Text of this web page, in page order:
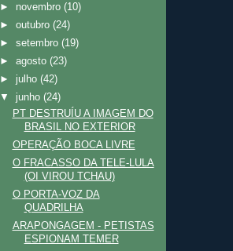
► novembro(10)
►outubro(24)
►setembro(19)
►agosto(23)
► julho(42)
▼ junho(24)
PT DESTRUÍU A IMAGEM DO
BRASIL NO EXTERIOR
OPERAÇÃO BOCA LIVRE
O FRACASSO DA TELE-LULA
(OI VIROU TCHAU)
O PORTA-VOZ DA
QUADRILHA
ARAPONGAGEM - PETISTAS
ESPIONAM TEMER